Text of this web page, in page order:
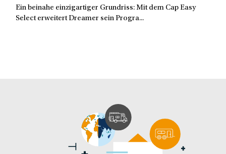
Ein beinahe einzigartiger Grundriss: Mit dem Cap Easy
Select erweitert Dreamer sein Progra...